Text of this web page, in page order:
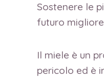
Sostenere le
futuro
Il miele è un
pericolo ed è